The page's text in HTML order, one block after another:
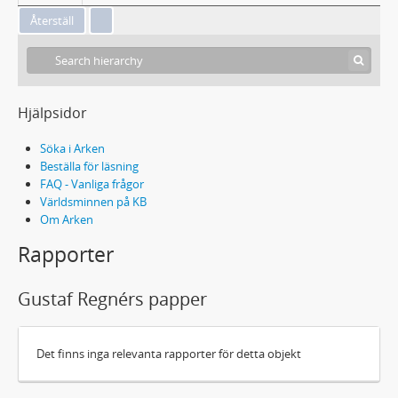
Hjälpsidor
Söka i Arken
Beställa för läsning
FAQ - Vanliga frågor
Världsminnen på KB
Om Arken
Rapporter
Gustaf Regnérs papper
Det finns inga relevanta rapporter för detta objekt